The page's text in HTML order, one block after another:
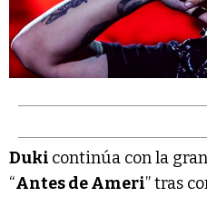
Duki continúa con la
“Antes de Ameri” tras